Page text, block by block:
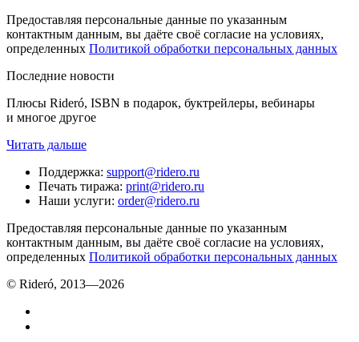
Предоставляя персональные данные по указанным
контактным данным, вы даёте своё согласие на условиях,
определенных Политикой обработки персональных данных
Последние новости
Плюсы Rideró, ISBN в подарок, буктрейлеры, вебинары
и многое другое
Читать дальше
Поддержка: support@ridero.ru
Печать тиража: print@ridero.ru
Наши услуги: order@ridero.ru
Предоставляя персональные данные по указанным
контактным данным, вы даёте своё согласие на условиях,
определенных Политикой обработки персональных данных
© Rideró, 2013—2026